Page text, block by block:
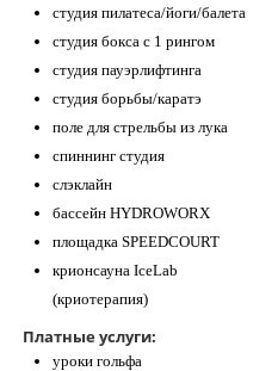
студия пилатеса/йоги/балета
студия бокса с 1 рингом
студия пауэрлифтинга
студия борьбы/каратэ
поле для стрельбы из лука
спиннинг студия
слэклайн
бассейн HYDROWORX
площадка SPEEDCOURT
крионсауна IceLab
(криотерапия)
Платные услуги:
уроки гольфа